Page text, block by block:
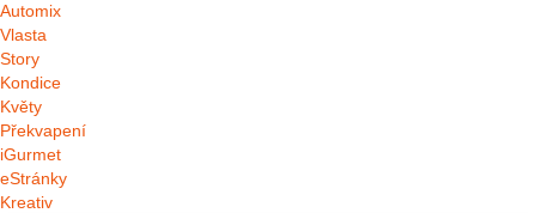
Automix
Vlasta
Story
Kondice
Květy
Překvapení
iGurmet
eStránky
Kreativ